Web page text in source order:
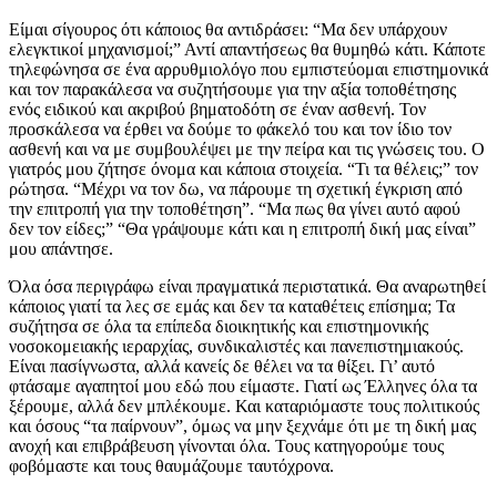
Είμαι σίγουρος ότι κάποιος θα αντιδράσει: “Μα δεν υπάρχουν
ελεγκτικοί μηχανισμοί;” Αντί απαντήσεως θα θυμηθώ κάτι. Κάποτε
τηλεφώνησα σε ένα αρρυθμιολόγο που εμπιστεύομαι επιστημονικά
και τον παρακάλεσα να συζητήσουμε για την αξία τοποθέτησης
ενός ειδικού και ακριβού βηματοδότη σε έναν ασθενή. Τον
προσκάλεσα να έρθει να δούμε το φάκελό του και τον ίδιο τον
ασθενή και να με συμβουλέψει με την πείρα και τις γνώσεις του. Ο
γιατρός μου ζήτησε όνομα και κάποια στοιχεία. “Τι τα θέλεις;” τον
ρώτησα. “Μέχρι να τον δω, να πάρουμε τη σχετική έγκριση από
την επιτροπή για την τοποθέτηση”. “Μα πως θα γίνει αυτό αφού
δεν τον είδες;” “Θα γράψουμε κάτι και η επιτροπή δική μας είναι”
μου απάντησε.
Όλα όσα περιγράφω είναι πραγματικά περιστατικά. Θα αναρωτηθεί
κάποιος γιατί τα λες σε εμάς και δεν τα καταθέτεις επίσημα; Τα
συζήτησα σε όλα τα επίπεδα διοικητικής και επιστημονικής
νοσοκομειακής ιεραρχίας, συνδικαλιστές και πανεπιστημιακούς.
Είναι πασίγνωστα, αλλά κανείς δε θέλει να τα θίξει. Γι’ αυτό
φτάσαμε αγαπητοί μου εδώ που είμαστε. Γιατί ως Έλληνες όλα τα
ξέρουμε, αλλά δεν μπλέκουμε. Και καταριόμαστε τους πολιτικούς
και όσους “τα παίρνουν”, όμως να μην ξεχνάμε ότι με τη δική μας
ανοχή και επιβράβευση γίνονται όλα. Τους κατηγορούμε τους
φοβόμαστε και τους θαυμάζουμε ταυτόχρονα.